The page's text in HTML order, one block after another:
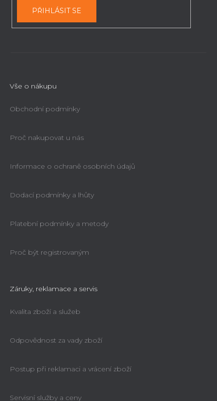
PŘIHLÁSIT SE
Vše o nákupu
Obchodní podmínky
Proč nakupovat u nás
Informace o ochraně osobních údajů
Dodací podmínky a lhůty
Platební podmínky a metody
Proč být registrovaným
Záruky, reklamace a servis
Kvalita zboží a služeb
Odpovědnost za vady zboží
Postup při reklamaci a vrácení zboží
Servisní služby a ceny